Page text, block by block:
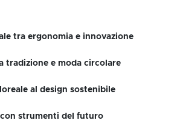
tra ergonomia e innovazione
tradizione e moda circolare
al design sostenibile
strumenti del futuro